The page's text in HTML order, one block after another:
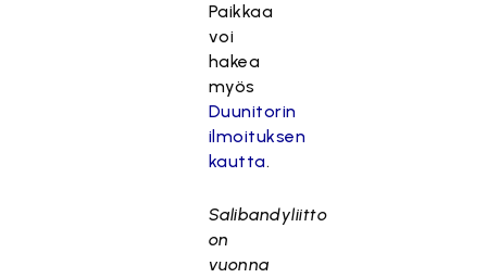
Paikkaa
voi
hakea
myös
Duunitorin
ilmoituksen
kautta.
Salibandyliitto
on
vuonna